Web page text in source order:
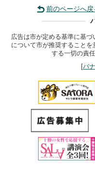
前のページへ戻
広告は市が定める基準に基
について市が推奨すること
する一切の責
[バ